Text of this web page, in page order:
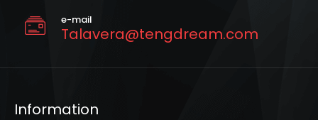
e-mail
Talavera@tengdream.com
Information